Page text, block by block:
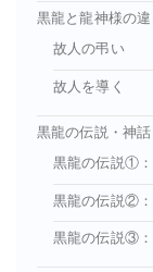
黒龍と龍神様の
故人の弔い
故人を導く
黒龍の伝説・神話
黒龍の伝説①：
黒龍の伝説②
黒龍の伝説③